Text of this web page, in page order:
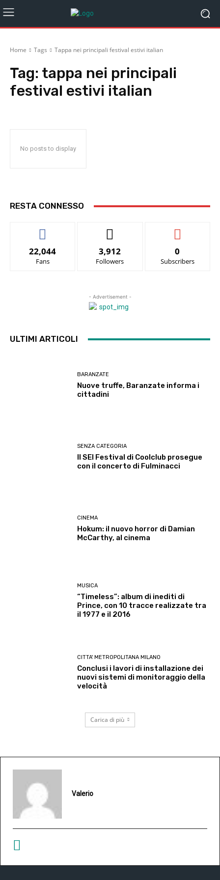
Home Tags Tappa nei principali festival estivi italian
Tag: tappa nei principali
festival estivi italian
No posts to display
RESTA CONNESSO
22,044
Fans
3,912
Followers
0
Subscribers
- Advertisement -
ULTIMI ARTICOLI
BARANZATE
Nuove truffe, Baranzate informa i
cittadini
SENZA CATEGORIA
Il SEI Festival di Coolclub prosegue
con il concerto di Fulminacci
CINEMA
Hokum: il nuovo horror di Damian
McCarthy, al cinema
MUSICA
“Timeless”: album di inediti di
Prince, con 10 tracce realizzate tra
il 1977 e il 2016
CITTA' METROPOLITANA MILANO
Conclusi i lavori di installazione dei
nuovi sistemi di monitoraggio della
velocità
Carica di più
Valerio